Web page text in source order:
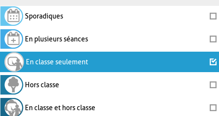
Sporadiques
En plusieurs séances
En classe seulement
Hors classe
En classe et hors classe